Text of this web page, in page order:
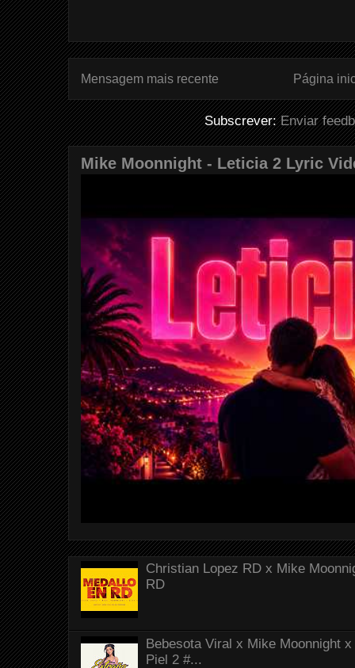
Mensagem mais recente Página
Subscrever:Enviar
Mike Moonnight - Leticia 2 Lyric
Christian Lopez RD x Mike
RD
Bebesota Viral x Mike Moonnight
Piel 2 #...